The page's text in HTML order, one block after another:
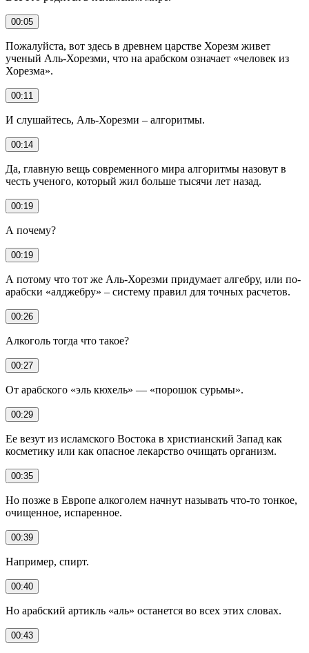
00:05
Пожалуйста, вот здесь в древнем царстве Хорезм живет
ученый Аль-Хорезми, что на арабском означает «человек из
Хорезма».
00:11
И слушайтесь, Аль-Хорезми – алгоритмы.
00:14
Да, главную вещь современного мира алгоритмы назовут в
честь ученого, который жил больше тысячи лет назад.
00:19
А почему?
00:19
А потому что тот же Аль-Хорезми придумает алгебру, или по-
арабски «алджебру» – систему правил для точных расчетов.
00:26
Алкоголь тогда что такое?
00:27
От арабского «эль кюхель» — «порошок сурьмы».
00:29
Ее везут из исламского Востока в христианский Запад как
косметику или как опасное лекарство очищать организм.
00:35
Но позже в Европе алкоголем начнут называть что-то тонкое,
очищенное, испаренное.
00:39
Например, спирт.
00:40
Но арабский артикль «аль» останется во всех этих словах.
00:43